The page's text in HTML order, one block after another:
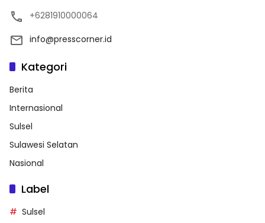
+6281910000064
info@presscorner.id
Kategori
Berita
Internasional
Sulsel
Sulawesi Selatan
Nasional
Label
Sulsel